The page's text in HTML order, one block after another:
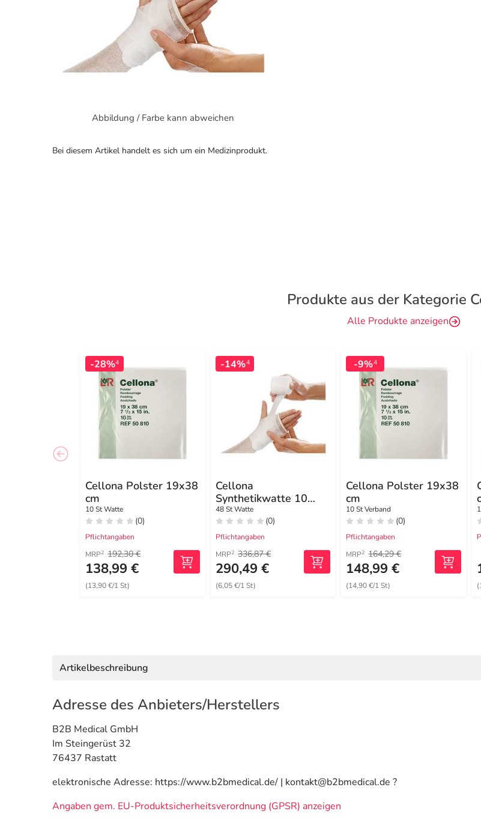
Abbildung / Farbe kann abweichen
Bei diesem Artikel handelt es sich um ein Medizinprodukt.
Produkte aus der Kategorie
Alle Produkte anzeigen
-28%4
Cellona Polster 19x38
cm
10 St Watte
(0)
Pflichtangaben
MRP2 192,30 €
138,99 €
(13,90 €/1 St)
-14%4
Cellona
Synthetikwatte 10
cmx3 m Rolle
48 St Watte
(0)
Pflichtangaben
MRP2 336,87 €
290,49 €
(6,05 €/1 St)
-9%4
Cellona Polster 19x38
cm
10 St Verband
(0)
Pflichtangaben
MRP2 164,29 €
148,99 €
(14,90 €/1 St)
Artikelbeschreibung
Adresse des Anbieters/Herstellers
B2B Medical GmbH
Im Steingerüst 32
76437 Rastatt
elektronische Adresse: https://www.b2bmedical.de/ | kontakt@b2bmedical.de ?
Angaben gem. EU-Produktsicherheitsverordnung (GPSR) anzeigen